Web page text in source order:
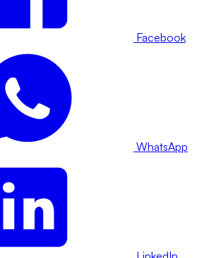
Facebook
WhatsApp